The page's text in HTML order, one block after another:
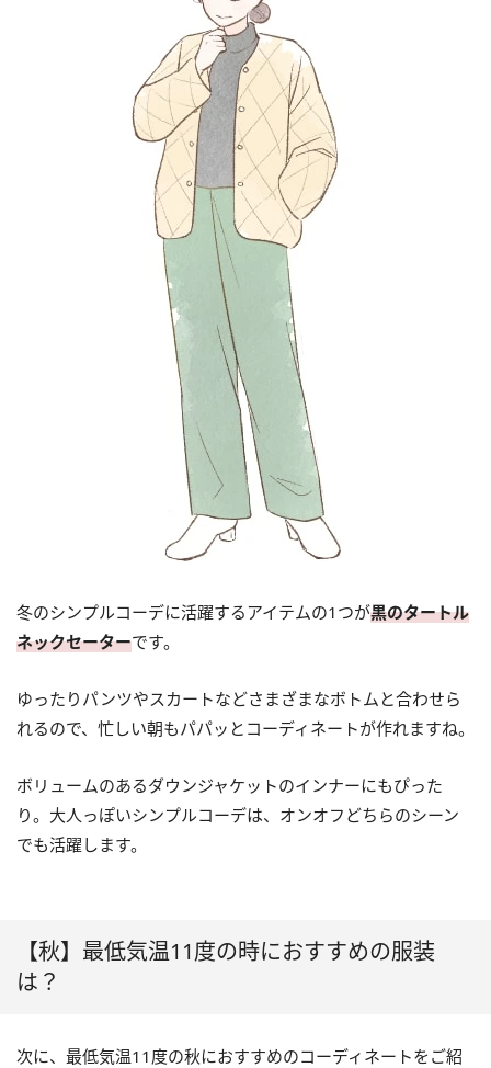
冬のシンプルコーデに活躍するアイテムの1つが黒のタートル
ネックセーターです。
ゆったりパンツやスカートなどさまざまなボトムと合わせら
れるので、忙しい朝もパパッとコーディネートが作れますね。
ボリュームのあるダウンジャケットのインナーにもぴった
り。大人っぽいシンプルコーデは、オンオフどちらのシーン
でも活躍します。
【秋】最低気温11度の時におすすめの服装
は？
次に、最低気温11度の秋におすすめのコーディネートをご紹